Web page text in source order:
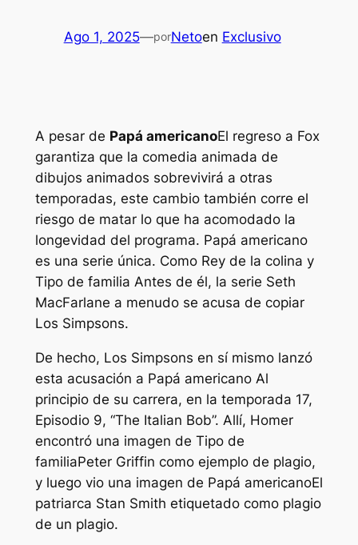
Ago 1, 2025—porNetoen Exclusivo
A pesar de Papá americanoEl regreso a Fox
garantiza que la comedia animada de
dibujos animados sobrevivirá a otras
temporadas, este cambio también corre el
riesgo de matar lo que ha acomodado la
longevidad del programa. Papá americano
es una serie única. Como Rey de la colina y
Tipo de familia Antes de él, la serie Seth
MacFarlane a menudo se acusa de copiar
Los Simpsons.
De hecho, Los Simpsons en sí mismo lanzó
esta acusación a Papá americanoAl
principio de su carrera, en la temporada 17,
Episodio 9, “The Italian Bob”. Allí, Homer
encontró una imagen de Tipo de
familiaPeter Griffin como ejemplo de plagio,
y luego vio una imagen de Papá americanoEl
patriarca Stan Smith etiquetado como plagio
de un plagio.